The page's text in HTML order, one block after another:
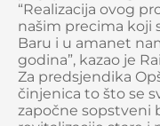
“Realizacija ovog
našim precima koji
Baru i u amanet
godina”, kazao je
Za predsjendika
činjenica to što se
započne sopstveni